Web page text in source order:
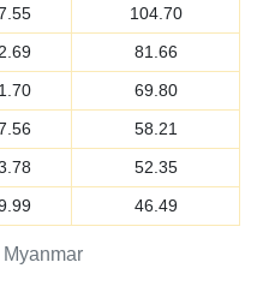
104.70
81.66
69.80
58.21
52.35
46.49